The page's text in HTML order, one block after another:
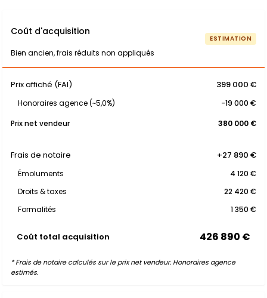
Coût d'acquisition
Bien ancien, frais réduits non appliqués
ESTIMATION
Prix affiché (FAI) 399 000 €
Honoraires agence (~5,0%)
-19 000 €
Prix net vendeur
380 000 €
Frais de notaire +27 890 €
Émoluments
4 120 €
Droits & taxes
22 420 €
Formalités
1 350 €
Coût total acquisition 426 890 €
* Frais de notaire calculés sur le prix net vendeur. Honoraires agence
estimés.